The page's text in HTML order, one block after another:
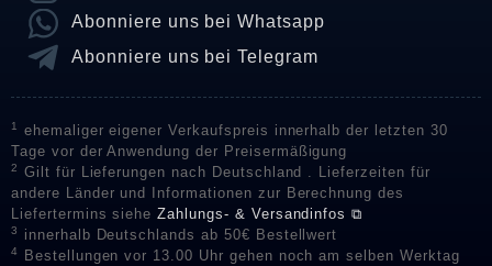
Abonniere uns bei Whatsapp
Abonniere uns bei Telegram
1
ehemaliger eigener Verkaufspreis innerhalb der letzten 30
Tage vor der Anwendung der Preisermäßigung
2
Gilt für Lieferungen nach Deutschland . Lieferzeiten für
andere Länder und Informationen zur Berechnung des
Liefertermins sieheZahlungs- & Versandinfos ⧉
3 innerhalb Deutschlands ab 50€ Bestellwert
4
Bestellungen vor 13.00 Uhr gehen noch am selben Werktag